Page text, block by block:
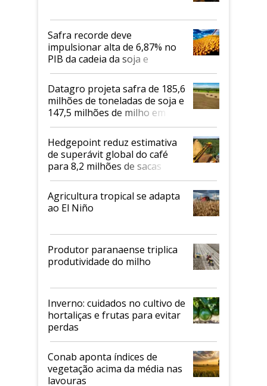
Safra recorde deve
impulsionar alta de 6,87% no
PIB da cadeia da soja e
biodiesel em 2026
Datagro projeta safra de 185,6
milhões de toneladas de soja e
147,5 milhões de milho em
2026/27
Hedgepoint reduz estimativa
de superávit global do café
para 8,2 milhões de sacas
Agricultura tropical se adapta
ao El Niño
Produtor paranaense triplica
produtividade do milho
Inverno: cuidados no cultivo de
hortaliças e frutas para evitar
perdas
Conab aponta índices de
vegetação acima da média nas
lavouras